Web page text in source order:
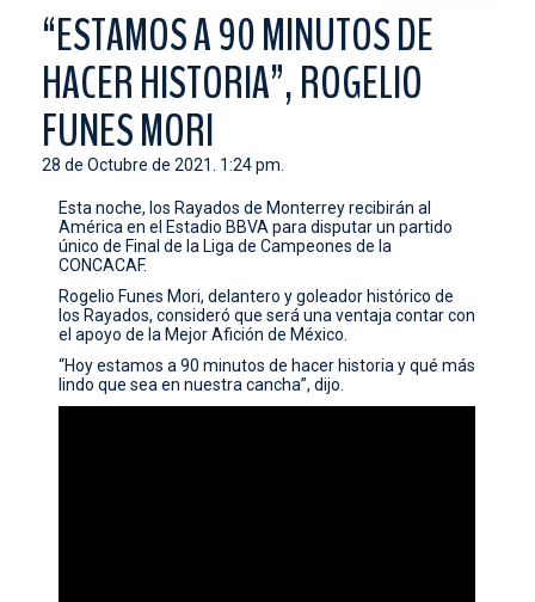
TIENDA
ESTADIO
PRENSA
CONTACTO
“ESTAMOS A 90 MINUTOS DE
HACER HISTORIA”, ROGELIO
FUNES MORI
28 de Octubre de 2021. 1:24 pm.
Esta noche, los Rayados de Monterrey recibirán al
América en el Estadio BBVA para disputar un partido
único de Final de la Liga de Campeones de la
CONCACAF.
Rogelio Funes Mori, delantero y goleador histórico de
los Rayados, consideró que será una ventaja contar con
el apoyo de la Mejor Afición de México.
“Hoy estamos a 90 minutos de hacer historia y qué más
lindo que sea en nuestra cancha”, dijo.